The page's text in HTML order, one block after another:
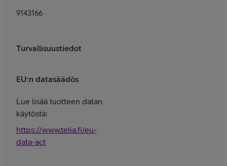
9143166
Turvallisuustiedot
EU:n datasäädös
Lue lisää tuotteen datan
käytöstä:
https://www.telia.fi/eu-
data-act